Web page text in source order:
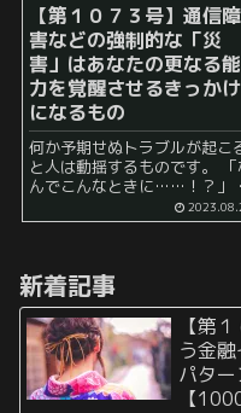
【第１０７３号】通信障
害などの強制的な「災
害」はあなたの更なる能
力を覚醒させるきっかけ
になるもの
何か予期せぬトラブルが起こ
と人は動揺するものです。 「な
んでこんなときに……！？」 と
に？」 といった被害者感情が芽
車が止...
新着記事
【第
う金
パタ
【